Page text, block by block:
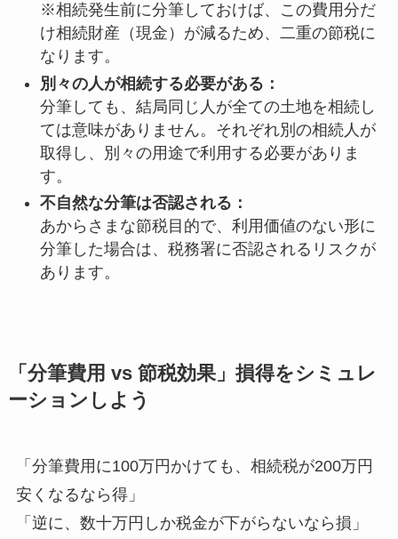
※相続発生前に分筆しておけば、この費用分だ
け相続財産（現金）が減るため、二重の節税に
なります。
別々の人が相続する必要がある：
分筆しても、結局同じ人が全ての土地を相続し
ては意味がありません。それぞれ別の相続人が
取得し、別々の用途で利用する必要がありま
す。
不自然な分筆は否認される：
あからさまな節税目的で、利用価値のない形に
分筆した場合は、税務署に否認されるリスクが
あります。
「分筆費用 vs 節税効果」損得をシミュレ
ーションしよう
「分筆費用に100万円かけても、相続税が200万円
安くなるなら得」
「逆に、数十万円しか税金が下がらないなら損」